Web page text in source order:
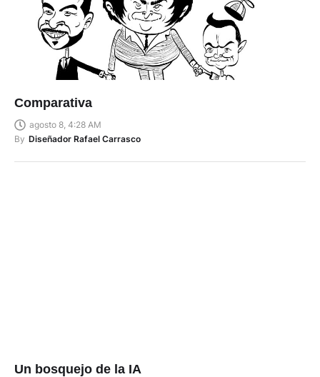
Comparativa
agosto 8, 4:28 AM
By Diseñador Rafael Carrasco
Un bosquejo de la IA